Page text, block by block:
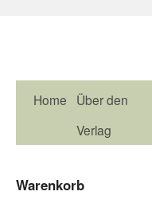
Home
Über den
Verlag
Warenkorb